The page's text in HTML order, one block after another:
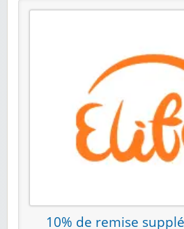
10% de remise